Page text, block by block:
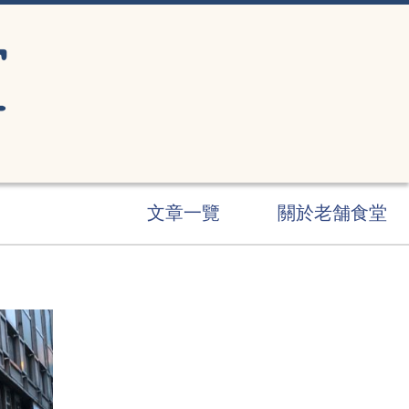
文章一覽 關於老舗食堂